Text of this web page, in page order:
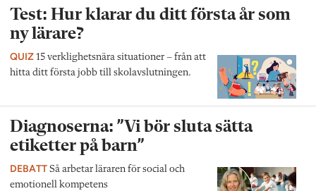
Test: Hur klarar du ditt första år som
ny lärare?
QUIZ 15 verklighetsnära situationer – från att
hitta ditt första jobb till skolavslutningen.
Diagnoserna: ”Vi bör sluta sätta
etiketter på barn”
DEBATT Så arbetar läraren för social och
emotionell kompetens